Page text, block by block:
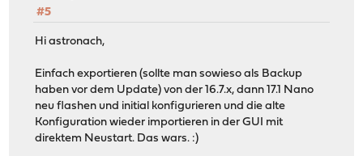
#5
Hi astronach,
Einfach exportieren (sollte man sowieso als Backup
haben vor dem Update) von der 16.7.x, dann 17.1 Nano
neu flashen und initial konfigurieren und die alte
Konfiguration wieder importieren in der GUI mit
direktem Neustart. Das wars. :)